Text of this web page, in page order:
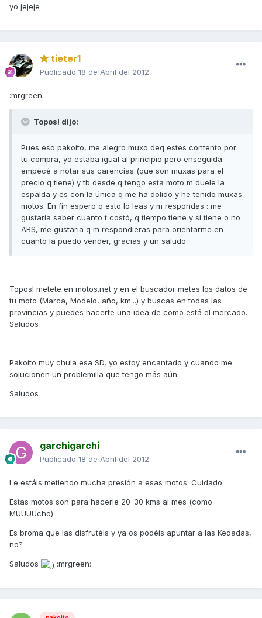
yo jejeje
tieter1
Publicado 18 de Abril del 2012
:mrgreen:
Topos! dijo:
Pues eso pakoito, me alegro muxo deq estes contento por
tu compra, yo estaba igual al principio pero enseguida
empecé a notar sus carencias (que son muxas para el
precio q tiene) y tb desde q tengo esta moto m duele la
espalda y es con la única q me ha dolido y he tenido muxas
motos. En fin espero q esto lo leas y m respondas : me
gustaría saber cuanto t costó, q tiempo tiene y si tiene o no
ABS, me gustaria q m respondieras para orientarme en
cuanto la puedo vender, gracias y un saludo
Topos! metete en motos.net y en el buscador metes los datos de
tu moto (Marca, Modelo, año, km...) y buscas en todas las
provincias y puedes hacerte una idea de como está el mercado.
Saludos
Pakoito muy chula esa SD, yo estoy encantado y cuando me
solucionen un problemilla que tengo más aún.
Saludos
garchigarchi
Publicado 18 de Abril del 2012
Le estáis metiendo mucha presión a esas motos. Cuidado.
Estas motos son para hacerle 20-30 kms al mes (como
MUUUUcho).
Es broma que las disfrutéis y ya os podéis apuntar a las Kedadas,
no?
Saludos :mrgreen: